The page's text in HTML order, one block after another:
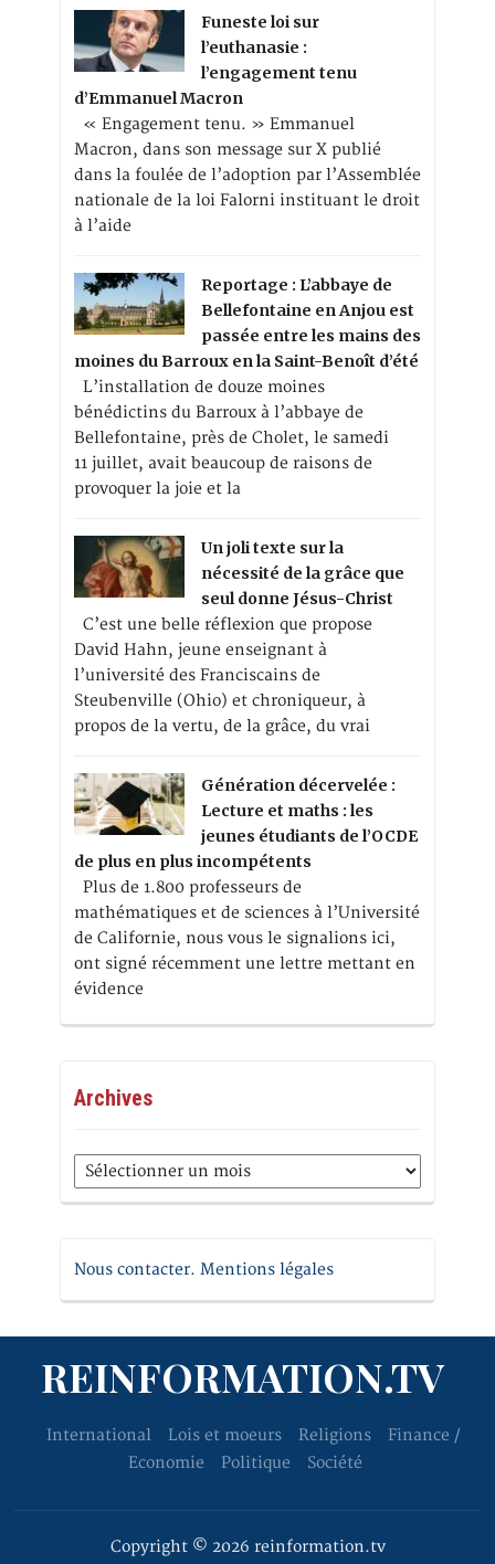
Funeste loi sur
l’euthanasie :
l’engagement tenu
d’Emmanuel Macron
« Engagement tenu. » Emmanuel
Macron, dans son message sur X publié
dans la foulée de l’adoption par l’Assemblée
nationale de la loi Falorni instituant le droit
à l’aide
Reportage : L’abbaye de
Bellefontaine en Anjou est
passée entre les mains des
moines du Barroux en la Saint-Benoît d’été
L’installation de douze moines
bénédictins du Barroux à l’abbaye de
Bellefontaine, près de Cholet, le samedi
11 juillet, avait beaucoup de raisons de
provoquer la joie et la
Un joli texte sur la
nécessité de la grâce que
seul donne Jésus-Christ
C’est une belle réflexion que propose
David Hahn, jeune enseignant à
l’université des Franciscains de
Steubenville (Ohio) et chroniqueur, à
propos de la vertu, de la grâce, du vrai
Génération décervelée :
Lecture et maths : les
jeunes étudiants de l’OCDE
de plus en plus incompétents
Plus de 1.800 professeurs de
mathématiques et de sciences à l’Université
de Californie, nous vous le signalions ici,
ont signé récemment une lettre mettant en
évidence
Archives
Archives
Nous contacter. Mentions légales
REINFORMATION.TV
International Lois et moeurs Religions
Finance /
Economie
Politique Société
Copyright © 2026 reinformation.tv